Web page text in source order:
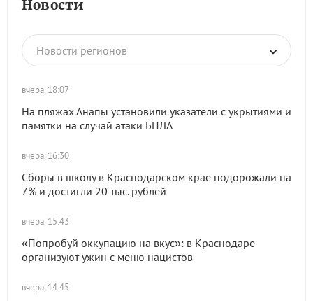
Новости
Новости регионов
вчера, 18:07
На пляжах Анапы установили указатели с укрытиями и
памятки на случай атаки БПЛА
вчера, 16:30
Сборы в школу в Краснодарском крае подорожали на
7% и достигли 20 тыс. рублей
вчера, 15:43
«Попробуй оккупацию на вкус»: в Краснодаре
организуют ужин с меню нацистов
вчера, 14:45